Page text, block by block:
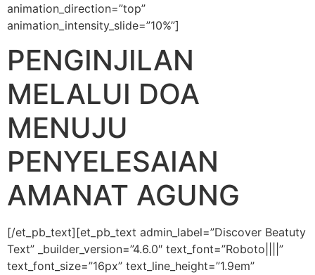
animation_direction=”top”
animation_intensity_slide=”10%”]
PENGINJILAN
MELALUI DOA
MENUJU
PENYELESAIAN
AMANAT AGUNG
[/et_pb_text][et_pb_text admin_label=”Discover Beatuty
Text” _builder_version=”4.6.0″ text_font=”Roboto||||”
text_font_size=”16px” text_line_height=”1.9em”